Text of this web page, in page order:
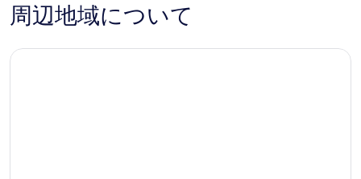
コ
ミ
口
周辺地域について